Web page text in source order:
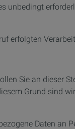
unbedingt
erfolgten
Sie an dieser
Grund sind
Daten an